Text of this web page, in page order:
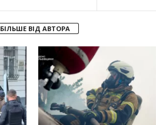
БІЛЬШЕ ВІД АВТОРА